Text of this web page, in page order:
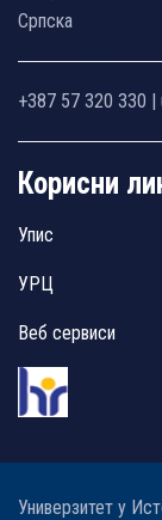
Српска
+387 57 320 330 |
Корисни
Упис
УРЦ
Веб сервиси
Универзитет у